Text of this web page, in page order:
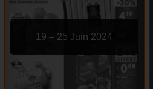
19 – 25 Juin 2024